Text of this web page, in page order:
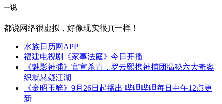
一说
都说网络很虚拟，好像现实很真一样！
水族日历网APP
福建电视剧《家事法庭》今日开播
《魅影神捕》官宣杀青，罗云熙携神捕团揭秘六大奇案
织就悬疑江湖
《金昭玉醉》9月26日起播出 哔哩哔哩每日中午12点更
新